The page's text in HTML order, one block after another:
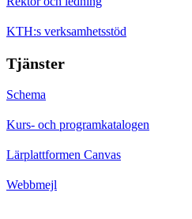
KTH:s verksamhetsstöd
Tjänster
Schema
Kurs- och programkatalogen
Lärplattformen Canvas
Webbmejl